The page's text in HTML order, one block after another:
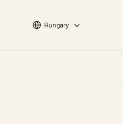
Choose languge
Hungary